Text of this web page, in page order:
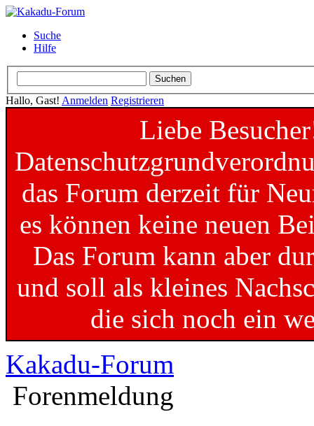
Suche
Hilfe
Hallo, Gast! Anmelden Registrieren
Liebe
das Forum derzeit für
es können keine neuen
Das Forum kann aber
und soll als kleines
die sich noch ein
Kakadu-Forum
Forenmeldung